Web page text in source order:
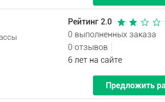
Рейтинг 2.0
0 выполненных заказа
0 отзывов
6 лет на сайте
Предложить